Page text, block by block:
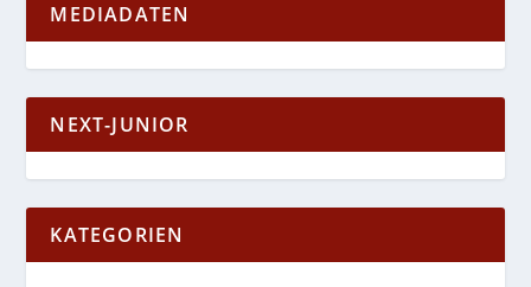
MEDIADATEN
NEXT-JUNIOR
KATEGORIEN